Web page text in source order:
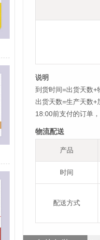
说明
到货时间=出货天数+
出货天数=生产天数
18:00前支付的订单
物流配送
产品
时间
配送方式